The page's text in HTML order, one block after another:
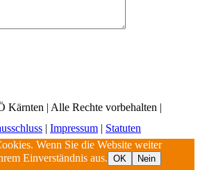
Kärnten | Alle Rechte vorbehalten |
| Impressum | Statuten
Wenn Sie die Website weiter
Einverständnis aus. OK
Nein